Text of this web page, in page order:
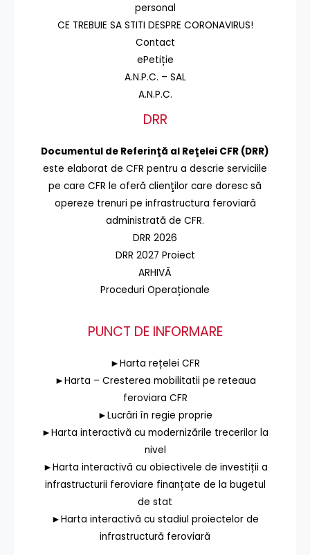
personal
CE TREBUIE SA STITI DESPRE CORONAVIRUS!
Contact
ePetiție
A.N.P.C. – SAL
A.N.P.C.
DRR
Documentul de Referinţă al Reţelei CFR (DRR)
este elaborat de CFR pentru a descrie serviciile
pe care CFR le oferă clienţilor care doresc să
opereze trenuri pe infrastructura feroviară
administrată de CFR.
DRR 2026
DRR 2027 Proiect
ARHIVĂ
Proceduri Operaționale
PUNCT DE INFORMARE
►Harta rețelei CFR
►Harta – Cresterea mobilitatii pe reteaua
feroviara CFR
►Lucrări în regie proprie
►Harta interactivă cu modernizările trecerilor la
nivel
►Harta interactivă cu obiectivele de investiții a
infrastructurii feroviare finanțate de la bugetul
de stat
►Harta interactivă cu stadiul proiectelor de
infrastructură feroviară